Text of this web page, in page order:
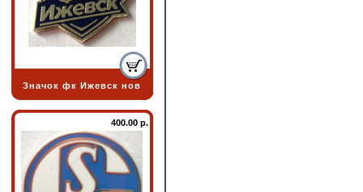
Значок фк Ижевск нов
400.00 р.